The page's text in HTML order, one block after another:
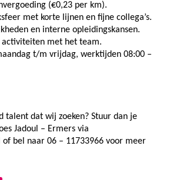
(€0,23 per km).
met korte lijnen en fijne collega’s.
en interne opleidingskansen.
activiteiten met het team.
t/m vrijdag, werktijden 08:00 –
talent dat wij zoeken? Stuur dan je
Jadoul – Ermers via
of bel naar 06 – 11733966 voor meer